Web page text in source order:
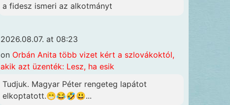
a fidesz ismeri az alkotmányt
2026.08.07. at 08:23
on Orbán Anita több vizet kért a szlovákoktól,
akik azt üzenték: Lesz, ha esik
Tudjuk. Magyar Péter rengeteg lapátot
elkoptatott.😁😂🤣😃...